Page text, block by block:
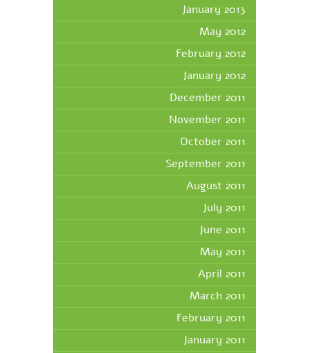
January 2013
May 2012
February 2012
January 2012
December 2011
November 2011
October 2011
September 2011
August 2011
July 2011
June 2011
May 2011
April 2011
March 2011
February 2011
January 2011